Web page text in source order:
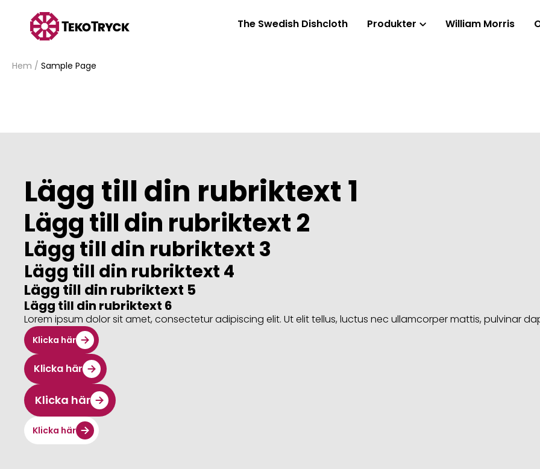
The Swedish Dishcloth Produkter William Morris
Hem / Sample Page
Lägg till din rubriktext 1
Lägg till din rubriktext 2
Lägg till din rubriktext 3
Lägg till din rubriktext 4
Lägg till din rubriktext 5
Lägg till din rubriktext 6
Lorem ipsum dolor sit amet, consectetur adipiscing elit. Ut elit tellus, luctus nec ullamcorper mattis, pulvinar
Klicka här
Klicka här
Klicka här
Klicka här